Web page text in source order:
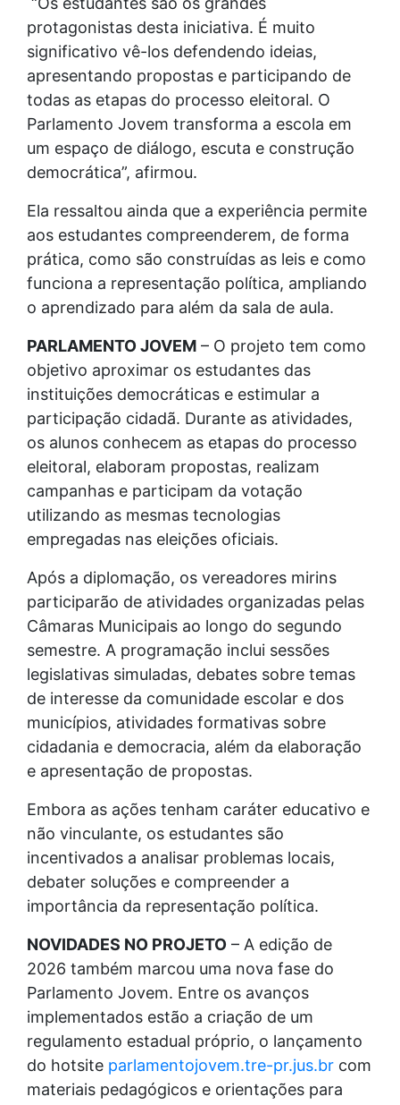
protagonistas desta iniciativa. É muito
significativo vê-los defendendo ideias,
apresentando propostas e participando de
todas as etapas do processo eleitoral. O
Parlamento Jovem transforma a escola em
um espaço de diálogo, escuta e construção
democrática”, afirmou.
Ela ressaltou ainda que a experiência permite
aos estudantes compreenderem, de forma
prática, como são construídas as leis e como
funciona a representação política, ampliando
o aprendizado para além da sala de aula.
PARLAMENTO JOVEM – O projeto tem como
objetivo aproximar os estudantes das
instituições democráticas e estimular a
participação cidadã. Durante as atividades,
os alunos conhecem as etapas do processo
eleitoral, elaboram propostas, realizam
campanhas e participam da votação
utilizando as mesmas tecnologias
empregadas nas eleições oficiais.
Após a diplomação, os vereadores mirins
participarão de atividades organizadas pelas
Câmaras Municipais ao longo do segundo
semestre. A programação inclui sessões
legislativas simuladas, debates sobre temas
de interesse da comunidade escolar e dos
municípios, atividades formativas sobre
cidadania e democracia, além da elaboração
e apresentação de propostas.
Embora as ações tenham caráter educativo e
não vinculante, os estudantes são
incentivados a analisar problemas locais,
debater soluções e compreender a
importância da representação política.
NOVIDADES NO PROJETO – A edição de
2026 também marcou uma nova fase do
Parlamento Jovem. Entre os avanços
implementados estão a criação de um
regulamento estadual próprio, o lançamento
do hotsite parlamentojovem.tre-pr.jus.br com
materiais pedagógicos e orientações para